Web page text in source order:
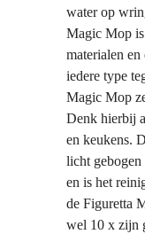
water op
Magic Mop
materialen en
iedere type
Magic Mop
Denk hierbij
en keukens.
licht
en is het
de Figuretta
wel 10 x zijn